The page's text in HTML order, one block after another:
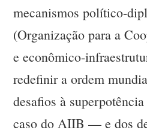
mecanismos político-
(Organização para a
e econômico-
redefinir a ordem
desafios à
caso do AIIB — e dos